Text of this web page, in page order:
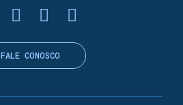
FALE CONOSCO